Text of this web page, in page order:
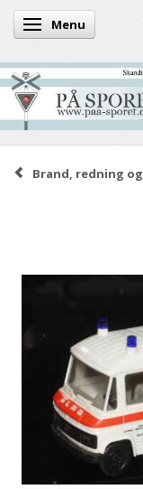
Skifte navigation
Menu
Brand, redning